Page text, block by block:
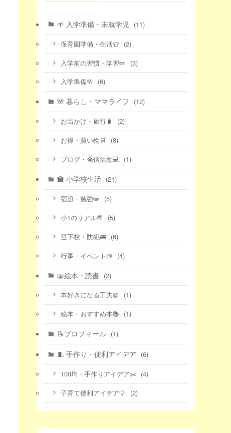
🌱 入学準備・未就学児 (11)
保育園準備・生活👕 (2)
入学前の習慣・学習✏️ (3)
入学準備🌸 (6)
🌺 暮らし・ママライフ (12)
お出かけ・旅行🧳 (2)
お得・買い物🛒 (8)
ブログ・発信活動💻 (1)
🏫 小学校生活 (21)
宿題・勉強✏️ (5)
小1のリアル💬 (5)
登下校・防犯🚌 (6)
行事・イベント📛 (4)
📖絵本・読書 (2)
本好きになる工夫📖 (1)
絵本・おすすめ本📚 (1)
📝プロフィール (1)
🧵 手作り・便利アイデア (6)
100均・手作りアイデア✂️ (4)
子育て便利アイデア💡 (2)